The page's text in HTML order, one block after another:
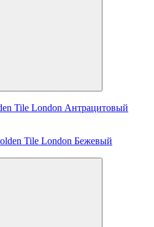
Tile London Антрацитовый